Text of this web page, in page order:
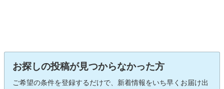
お探しの投稿が見つからなかった方
ご希望の条件を登録するだけで、新着情報をいち早くお届け出